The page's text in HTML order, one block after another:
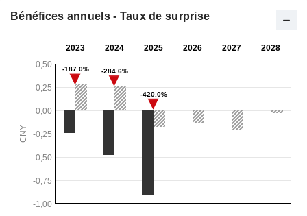
Bénéfices annuels - Taux de surprise